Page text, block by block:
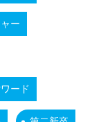
ー
ード